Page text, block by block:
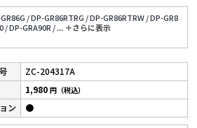
/DP-GR86RTRG /DP-GR86RTRW /DP-GR8
/DP-GRA90R /... ＋さらに表⽰
ZC-204317A
1,980円（税込）
●